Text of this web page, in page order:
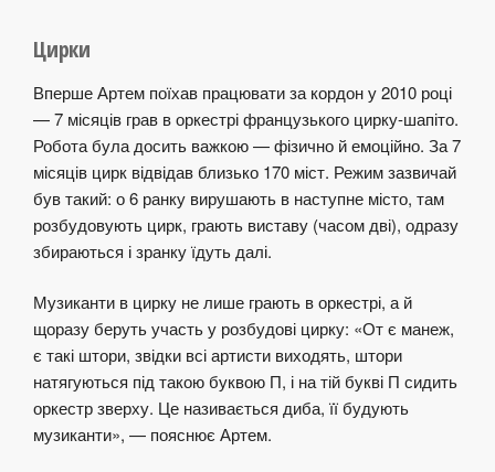
Цирки
Вперше Артем поїхав працювати за кордон у 2010 році
— 7 місяців грав в оркестрі французького цирку-шапіто.
Робота була досить важкою — фізично й емоційно. За 7
місяців цирк відвідав близько 170 міст. Режим зазвичай
був такий: о 6 ранку вирушають в наступне місто, там
розбудовують цирк, грають виставу (часом дві), одразу
збираються і зранку їдуть далі.
Музиканти в цирку не лише грають в оркестрі, а й
щоразу беруть участь у розбудові цирку: «От є манеж,
є такі штори, звідки всі артисти виходять, штори
натягуються під такою буквою П, і на тій букві П сидить
оркестр зверху. Це називається диба, її будують
музиканти», — пояснює Артем.